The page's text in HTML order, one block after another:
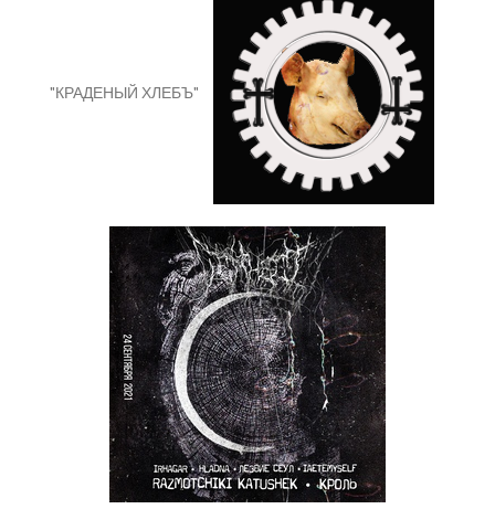
"КРАДЕНЫЙ ХЛЕБЪ"